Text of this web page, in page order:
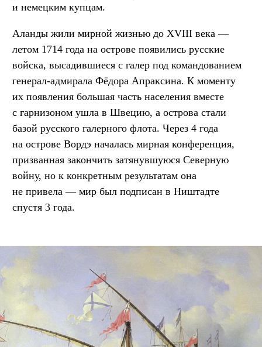
и немецким купцам.
Аланды жили мирной жизнью до XVIII века —
летом 1714 года на острове появились русские
войска, высадившиеся с галер под командованием
генерал-адмирала Фёдора Апраксина. К моменту
их появления большая часть населения вместе
с гарнизоном ушла в Швецию, а острова стали
базой русского галерного флота. Через 4 года
на острове Вордэ началась мирная конференция,
призванная закончить затянувшуюся Северную
войну, но к конкретным результатам она
не привела — мир был подписан в Ништадте
спустя 3 года.